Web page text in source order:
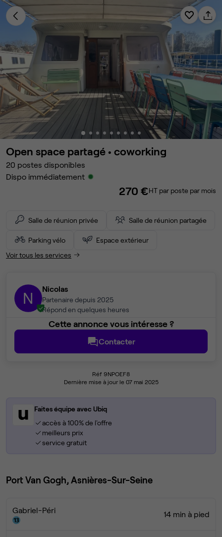
Open space partagé • coworking
20 postes disponibles
Dispo immédiatement
270 €HT par poste par mois
Salle de réunion privée Salle de réunion partagée
Parking vélo
Espace extérieur
Voir tous les services
N Nicolas
Partenaire depuis 2025
Répond en quelques heures
Cette annonce vous intéresse ?
Contacter
Réf 9NPOEF8
Dernière mise à jour le 07 mai 2025
Faites équipe avec Ubiq
accès à 100% de l'offre
meilleurs prix
service gratuit
Port Van Gogh, Asnières-Sur-Seine
Gabriel-Péri 14 min à pied